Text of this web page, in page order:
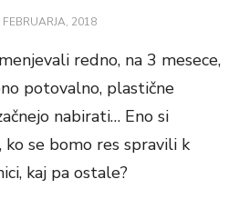
FEBRUARJA, 2018
redno, na 3 mesece,
potovalno, plastične
nabirati… Eno si
se bomo res spravili k
kaj pa ostale?